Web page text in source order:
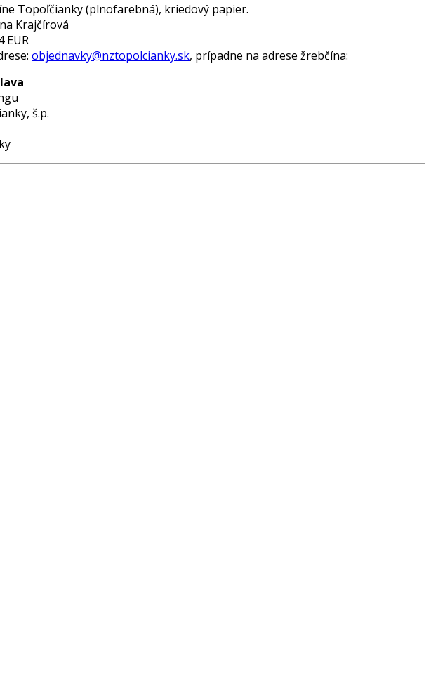
Topoľčianky(plnofarebná), kriedový papier.
Krajčírová
EUR
objednavky@nztopolcianky.sk, prípadne na adrese žrebčína:
š.p.